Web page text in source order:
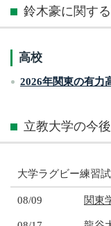
鈴木豪に関す
高校
2026年関東の有力
立教大学の今
大学ラグビー練習
08/09 関東